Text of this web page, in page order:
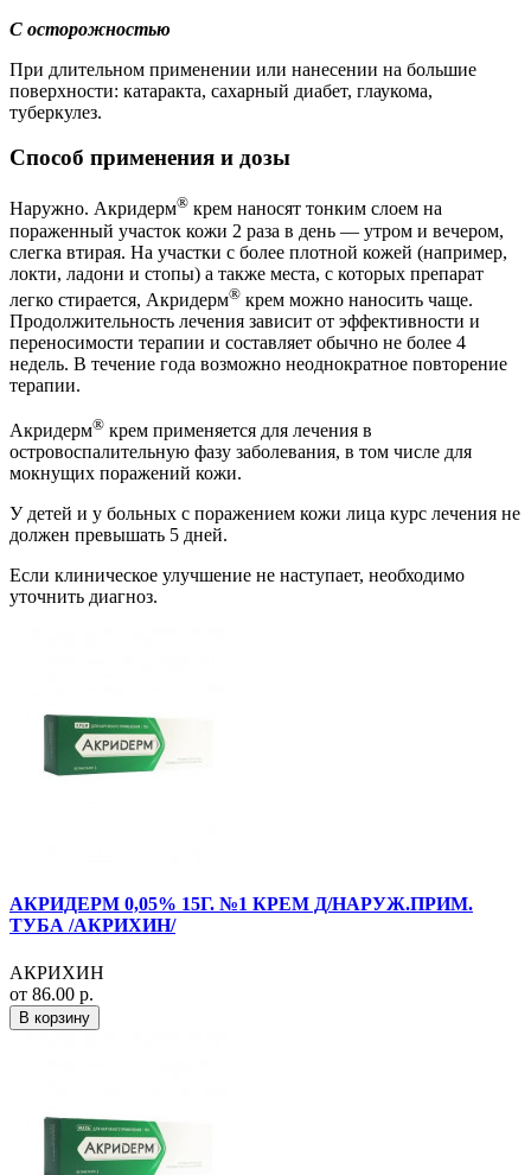
С осторожностью
При длительном применении или нанесении на большие
поверхности: катаракта, сахарный диабет, глаукома,
туберкулез.
Способ применения и дозы
Наружно. Акридерм® крем наносят тонким слоем на
пораженный участок кожи 2 раза в день — утром и вечером,
слегка втирая. На участки с более плотной кожей (например,
локти, ладони и стопы) а также места, с которых препарат
легко стирается, Акридерм® крем можно наносить чаще.
Продолжительность лечения зависит от эффективности и
переносимости терапии и составляет обычно не более 4
недель. В течение года возможно неоднократное повторение
терапии.
Акридерм® крем применяется для лечения в
островоспалительную фазу заболевания, в том числе для
мокнущих поражений кожи.
У детей и у больных с поражением кожи лица курс лечения не
должен превышать 5 дней.
Если клиническое улучшение не наступает, необходимо
уточнить диагноз.
АКРИДЕРМ 0,05% 15Г. №1 КРЕМ Д/НАРУЖ.ПРИМ.
ТУБА /АКРИХИН/
АКРИХИН
от 86.00 р.
В корзину